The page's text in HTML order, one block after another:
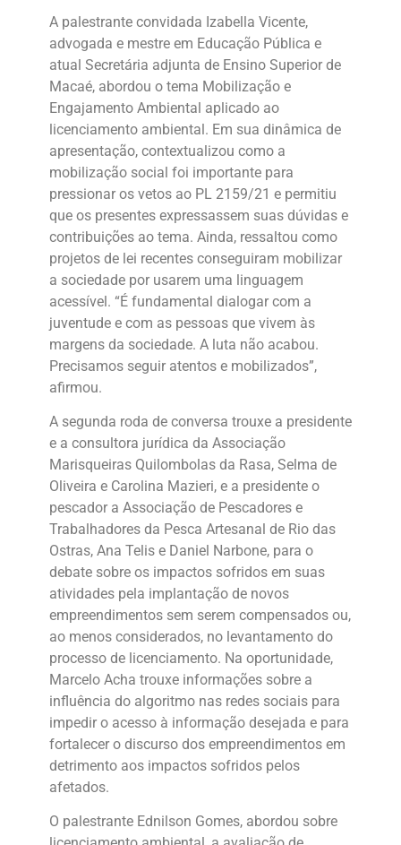
A palestrante convidada Izabella Vicente,
advogada e mestre em Educação Pública e
atual Secretária adjunta de Ensino Superior de
Macaé, abordou o tema Mobilização e
Engajamento Ambiental aplicado ao
licenciamento ambiental. Em sua dinâmica de
apresentação, contextualizou como a
mobilização social foi importante para
pressionar os vetos ao PL 2159/21 e permitiu
que os presentes expressassem suas dúvidas e
contribuições ao tema. Ainda, ressaltou como
projetos de lei recentes conseguiram mobilizar
a sociedade por usarem uma linguagem
acessível. “É fundamental dialogar com a
juventude e com as pessoas que vivem às
margens da sociedade. A luta não acabou.
Precisamos seguir atentos e mobilizados”,
afirmou.
A segunda roda de conversa trouxe a presidente
e a consultora jurídica da Associação
Marisqueiras Quilombolas da Rasa, Selma de
Oliveira e Carolina Mazieri, e a presidente o
pescador a Associação de Pescadores e
Trabalhadores da Pesca Artesanal de Rio das
Ostras, Ana Telis e Daniel Narbone, para o
debate sobre os impactos sofridos em suas
atividades pela implantação de novos
empreendimentos sem serem compensados ou,
ao menos considerados, no levantamento do
processo de licenciamento. Na oportunidade,
Marcelo Acha trouxe informações sobre a
influência do algoritmo nas redes sociais para
impedir o acesso à informação desejada e para
fortalecer o discurso dos empreendimentos em
detrimento aos impactos sofridos pelos
afetados.
O palestrante Ednilson Gomes, abordou sobre